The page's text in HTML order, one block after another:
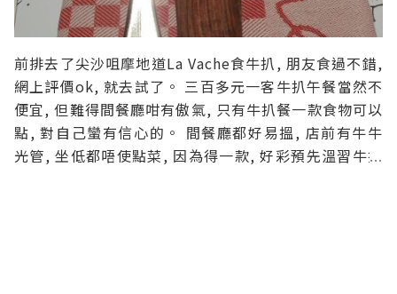
前排去了尖沙咀摩地道La Vache食牛扒, 朋友食過不錯,
網上評價ok, 就去試了。 三百多元一客牛扒午餐當然不
便宜, 但難得間餐廳咁有傲氣, 只有牛扒餐一款食物可以
點, 對自己蠻有信心的。 間餐廳都好易搵, 店前有牛牛
光管, 坐低都唔使點菜, 因為得一款, 好彩預先溫習牛扒